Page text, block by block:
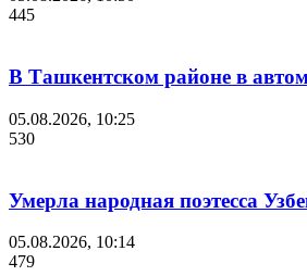
445
В Ташкентском районе в
05.08.2026, 10:25
530
Умерла народная поэтесса
05.08.2026, 10:14
479